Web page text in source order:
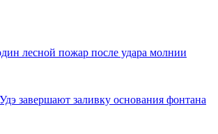
лесной пожар после удара молнии
завершают заливку основания фонтана